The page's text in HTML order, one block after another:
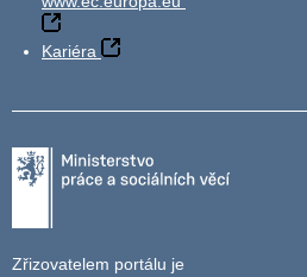
Kariéra
Zřizovatelem portálu je